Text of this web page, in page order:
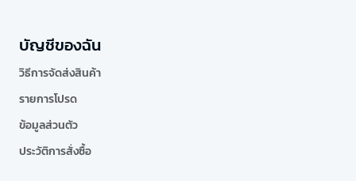
บัญชีของฉัน
วิธีการจัดส่งสินค้า
รายการโปรด
ข้อมูลส่วนตัว
ประวัติการสั่งซื้อ